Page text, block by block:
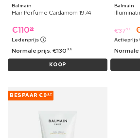
Balmain
Hair Perfume Cardamom 1974
€11069
Ledenprijs
Normale prijs:€130 99
KOOP
Balmain
€3759
Actieprijs
Normale
BESPAAR €9 97